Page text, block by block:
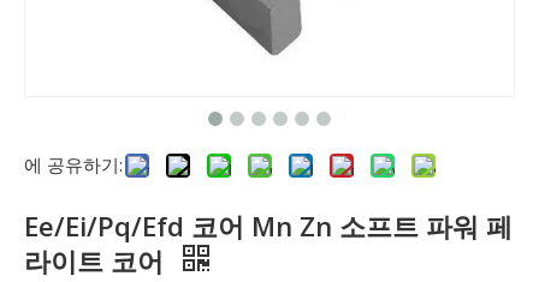
에 공유하기:
Ee/Ei/Pq/Efd 코어 Mn Zn 소프트 파워 페
라이트 코어